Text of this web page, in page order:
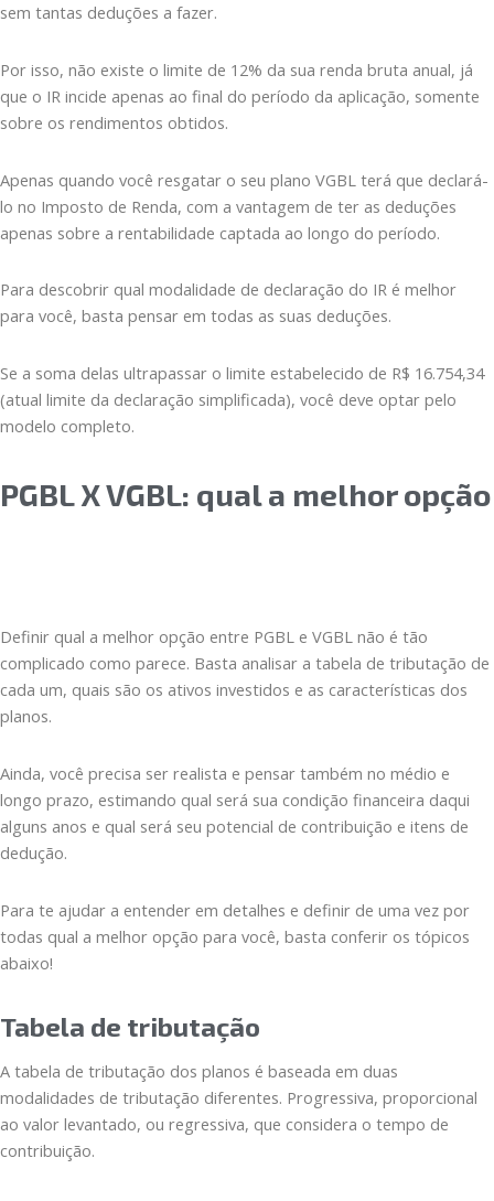
sem tantas deduções a fazer.
Por isso, não existe o limite de 12% da sua renda bruta anual, já
que o IR incide apenas ao final do período da aplicação, somente
sobre os rendimentos obtidos.
Apenas quando você resgatar o seu plano VGBL terá que declará-
lo no Imposto de Renda, com a vantagem de ter as deduções
apenas sobre a rentabilidade captada ao longo do período.
Para descobrir qual modalidade de declaração do IR é melhor
para você, basta pensar em todas as suas deduções.
Se a soma delas ultrapassar o limite estabelecido de R$ 16.754,34
(atual limite da declaração simplificada), você deve optar pelo
modelo completo.
PGBL X VGBL: qual a melhor opção
Definir qual a melhor opção entre PGBL e VGBL não é tão
complicado como parece. Basta analisar a tabela de tributação de
cada um, quais são os ativos investidos e as características dos
planos.
Ainda, você precisa ser realista e pensar também no médio e
longo prazo, estimando qual será sua condição financeira daqui
alguns anos e qual será seu potencial de contribuição e itens de
dedução.
Para te ajudar a entender em detalhes e definir de uma vez por
todas qual a melhor opção para você, basta conferir os tópicos
abaixo!
Tabela de tributação
A tabela de tributação dos planos é baseada em duas
modalidades de tributação diferentes. Progressiva, proporcional
ao valor levantado, ou regressiva, que considera o tempo de
contribuição.